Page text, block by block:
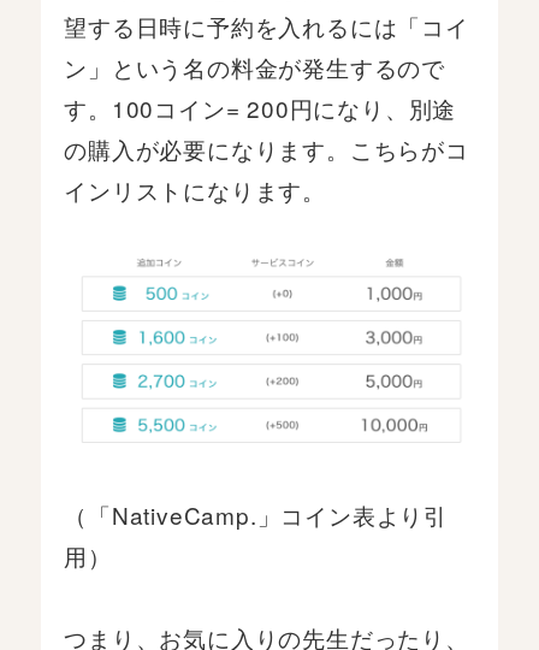
望する日時に予約を入れるには「コイ
ン」という名の料金が発生するので
す。100コイン= 200円になり、別途
の購入が必要になります。こちらがコ
インリストになります。
（「NativeCamp.」コイン表より引
用）
つまり、お気に入りの先生だったり、